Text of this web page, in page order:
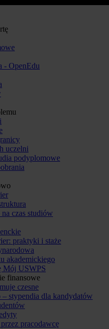
- OpenEdu
uczelni
podyplomowe
czas studiów
praktyki i staże
akademickiego
Mój USWPS
finansowe
czesne
– stypendia dla kandydatów
pracodawcę